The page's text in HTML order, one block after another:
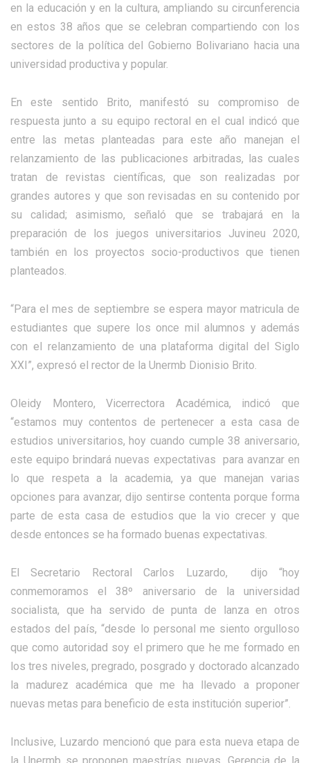
en la educación y en la cultura, ampliando su circunferencia
en estos 38 años que se celebran compartiendo con los
sectores de la política del Gobierno Bolivariano hacia una
universidad productiva y popular.
En este sentido Brito, manifestó su compromiso de
respuesta junto a su equipo rectoral en el cual indicó que
entre las metas planteadas para este año manejan el
relanzamiento de las publicaciones arbitradas, las cuales
tratan de revistas científicas, que son realizadas por
grandes autores y que son revisadas en su contenido por
su calidad; asimismo, señaló que se trabajará en la
preparación de los juegos universitarios Juvineu 2020,
también en los proyectos socio-productivos que tienen
planteados.
“Para el mes de septiembre se espera mayor matricula de
estudiantes que supere los once mil alumnos y además
con el relanzamiento de una plataforma digital del Siglo
XXI”, expresó el rector de la Unermb Dionisio Brito.
Oleidy Montero, Vicerrectora Académica, indicó que
“estamos muy contentos de pertenecer a esta casa de
estudios universitarios, hoy cuando cumple 38 aniversario,
este equipo brindará nuevas expectativas para avanzar en
lo que respeta a la academia, ya que manejan varias
opciones para avanzar, dijo sentirse contenta porque forma
parte de esta casa de estudios que la vio crecer y que
desde entonces se ha formado buenas expectativas.
El Secretario Rectoral Carlos Luzardo, dijo “hoy
conmemoramos el 38º aniversario de la universidad
socialista, que ha servido de punta de lanza en otros
estados del país, “desde lo personal me siento orgulloso
que como autoridad soy el primero que he me formado en
los tres niveles, pregrado, posgrado y doctorado alcanzado
la madurez académica que me ha llevado a proponer
nuevas metas para beneficio de esta institución superior”.
Inclusive, Luzardo mencionó que para esta nueva etapa de